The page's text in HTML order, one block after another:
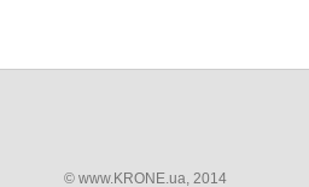
© www.KRONE.ua, 2014